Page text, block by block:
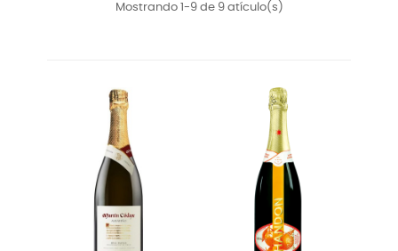
Mostrando 1-9 de 9 atículo(s)